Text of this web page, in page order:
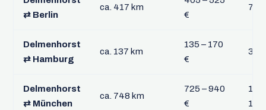
⇄ Berlin
ca. 417 km
€
715
Delmenhorst
⇄ Hamburg
ca. 137 km
135 – 170
€
335
Delmenhorst
⇄ München
ca. 748 km
725 – 940
€